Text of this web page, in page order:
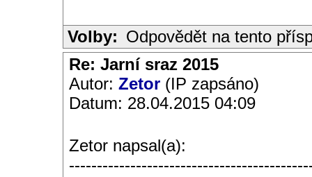
Volby: Odpovědět na tento
Re: Jarní sraz 2015
Autor: Zetor (IP zapsáno)
Datum: 28.04.2015 04:09
Zetor napsal(a):